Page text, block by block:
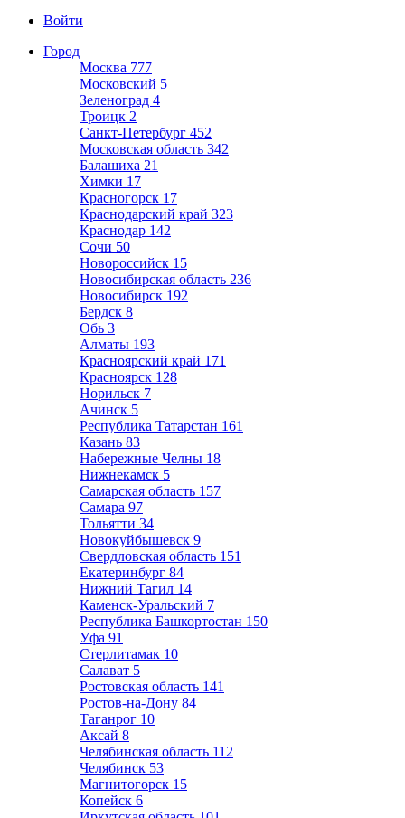
Войти
Город
Москва 777
Московский 5
Зеленоград 4
Троицк 2
Санкт-Петербург 452
Московская область 342
Балашиха 21
Химки 17
Красногорск 17
Краснодарский край 323
Краснодар 142
Сочи 50
Новороссийск 15
Новосибирская область 236
Новосибирск 192
Бердск 8
Обь 3
Алматы 193
Красноярский край 171
Красноярск 128
Норильск 7
Ачинск 5
Республика Татарстан 161
Казань 83
Набережные Челны 18
Нижнекамск 5
Самарская область 157
Самара 97
Тольятти 34
Новокуйбышевск 9
Свердловская область 151
Екатеринбург 84
Нижний Тагил 14
Каменск-Уральский 7
Республика Башкортостан 150
Уфа 91
Стерлитамак 10
Салават 5
Ростовская область 141
Ростов-на-Дону 84
Таганрог 10
Аксай 8
Челябинская область 112
Челябинск 53
Магнитогорск 15
Копейск 6